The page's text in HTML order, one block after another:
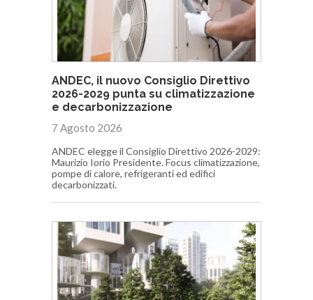
ANDEC, il nuovo Consiglio Direttivo
2026-2029 punta su climatizzazione
e decarbonizzazione
7 Agosto 2026
ANDEC elegge il Consiglio Direttivo 2026-2029:
Maurizio Iorio Presidente. Focus climatizzazione,
pompe di calore, refrigeranti ed edifici
decarbonizzati.